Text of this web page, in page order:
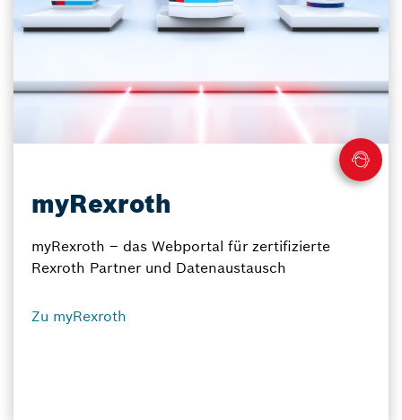
myRexroth
myRexroth – das Webportal für zertifizierte
Rexroth Partner und Datenaustausch
Zu myRexroth